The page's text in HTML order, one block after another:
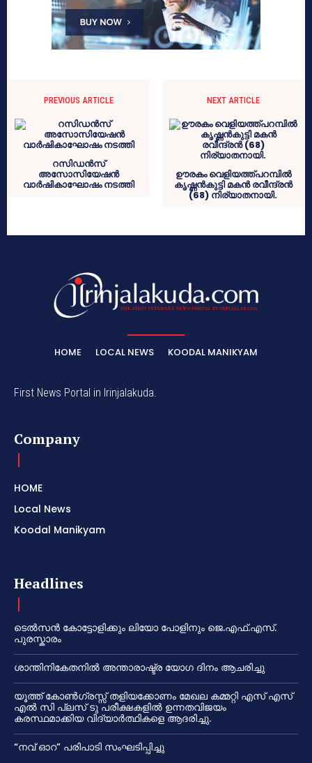
PREVIOUS ARTICLE
റസിഡന്‍സ്
അസോസിയേഷന്‍
വാര്‍ഷികാഘോഷം നടത്തി
NEXT ARTICLE
ഊരകം വെളിയത്ത്പറമ്പില്‍
കൃഷ്ണന്‍കുട്ടി മകന്‍ രവീന്ദ്രന്‍
(68) നിര്യാതനായി.
HOME LOCAL NEWS KOODAL MANIKYAM
First News Portal in Irinjalakuda.
Company
HOME
Local News
Koodal Manikyam
Headlines
ടെൽസൻ കോട്ടോളിക്കും ലിയോ പോളിനും ജെ.എഫ്.എസ്.
പുരസ്കാരം
ശാന്തിനികേതനിൽ അന്താരാഷ്ട്ര യോഗ ദിനം ആചരിച്ചു
യൂത്ത് കോൺഗ്രസ്സ് തളിയക്കോണം മേഖല കമ്മറ്റി എസ് എസ്
എൽ സി പ്ലസ് ടു പരീക്ഷകളിൽ ഉന്നതവിജയം
കരസ്ഥമാക്കിയ വിദ്യാർത്ഥികളെ ആദരിച്ചു.
“നവ് ഓറ” പരിപാടി സംഘടിപ്പിച്ചു